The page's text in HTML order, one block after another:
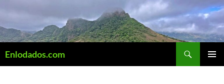
contenido
Enlodados.com